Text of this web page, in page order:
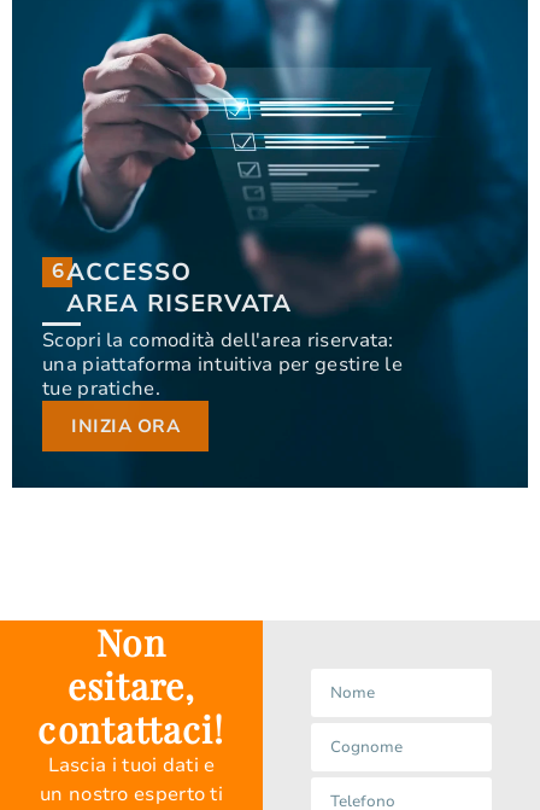
6ACCESSO
AREA RISERVATA
Scopri la comodità dell'area riservata:
una piattaforma intuitiva per gestire le
tue pratiche.
INIZIA ORA
6
ACCESSO
AREA RISERVATA
Scopri la comodità dell'area riservata: una
piattaforma intuitiva per gestire le tue pratiche.
INIZIA ORA
Non
esitare,
contattaci!
Lascia i tuoi dati e
un nostro esperto ti